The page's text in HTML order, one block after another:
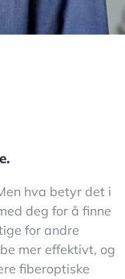
hva betyr det i
deg for å finne
for andre
mer effektivt, og
fiberoptiske